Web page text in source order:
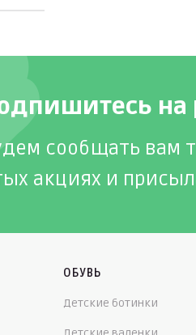
на
сообщать вам
акциях и
ОБУВЬ
Детские ботинки